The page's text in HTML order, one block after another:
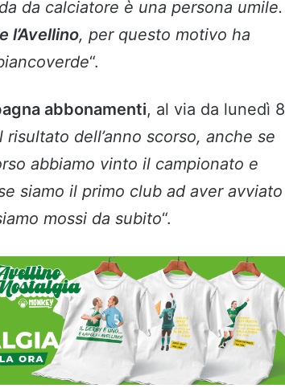
da calciatore è una persona umile.
l’Avellino, per questo motivo ha
“.
abbonamenti, al via da lunedì 8
dell’anno scorso, anche se
abbiamo vinto il campionato e
siamo il primo club ad aver avviato
mossi da subito“.